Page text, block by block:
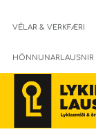
VÉLAR & VERKFÆRI
HÖNNUNARLAUSNIR